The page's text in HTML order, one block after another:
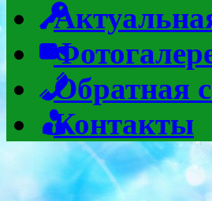
Обратная
Контакты